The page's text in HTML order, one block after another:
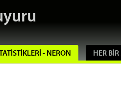
- NERON HER BIR